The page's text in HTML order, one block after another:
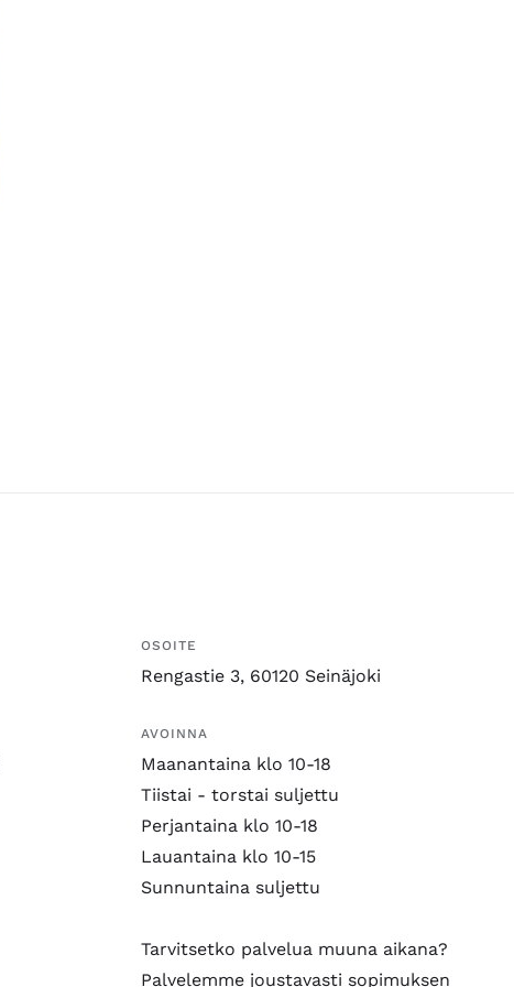
OSOITE
Rengastie 3, 60120 Seinäjoki
AVOINNA
Maanantaina klo 10-18
Tiistai - torstai suljettu
Perjantaina klo 10-18
Lauantaina klo 10-15
Sunnuntaina suljettu
Tarvitsetko palvelua muuna aikana?
Palvelemme joustavasti sopimuksen